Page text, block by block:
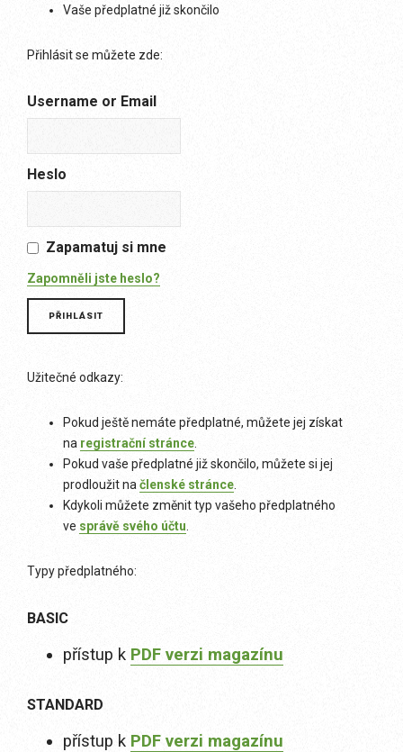
Vaše předplatné již skončilo
Přihlásit se můžete zde:
Username or Email
Heslo
Zapamatuj si mne
Zapomněli jste heslo?
Užitečné odkazy:
Pokud ještě nemáte předplatné, můžete jej získat
na registrační stránce
Pokud vaše předplatné již skončilo, můžete si jej
prodloužit na členské stránce
Kdykoli můžete změnit typ vašeho předplatného
ve správě svého účtu
Typy předplatného:
BASIC
přístup k PDF verzi magazínu
STANDARD
přístup k PDF verzi magazínu